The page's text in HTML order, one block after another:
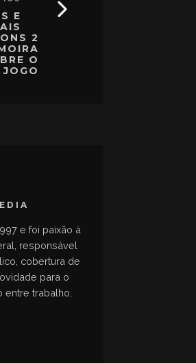
E
2
O
JOGO
e foi paixão à
responsável
cobertura de
para o
trabalho,